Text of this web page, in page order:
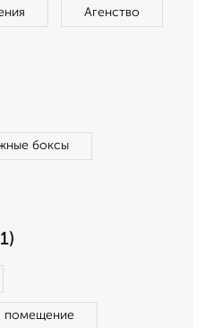
Агенство
боксы
помещение